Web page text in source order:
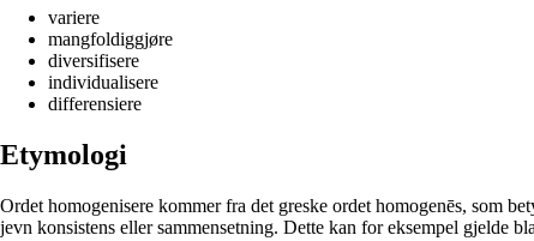
variere
mangfoldiggjøre
diversifisere
individualisere
differensiere
Etymologi
Ordet homogenisere kommer fra det greske ordet homogenēs, som
jevn konsistens eller sammensetning. Dette kan for eksempel gjelde